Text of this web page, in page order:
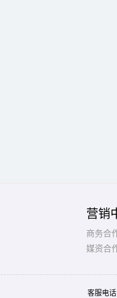
营销
商务合
媒资合
客服电